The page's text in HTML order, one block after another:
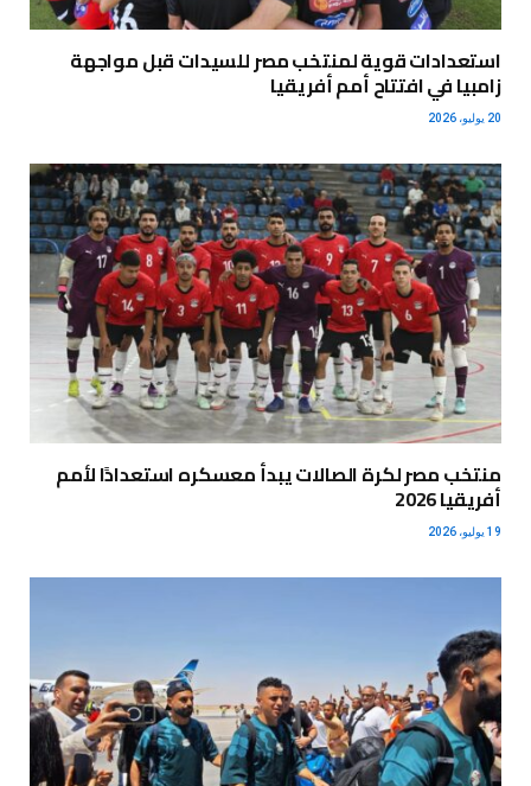
استعدادات قوية لمنتخب مصر للسيدات قبل مواجهة
زامبيا في افتتاح أمم أفريقيا
20 يوليو، 2026
منتخب مصر لكرة الصالات يبدأ معسكره استعدادًا لأمم
أفريقيا 2026
19 يوليو، 2026